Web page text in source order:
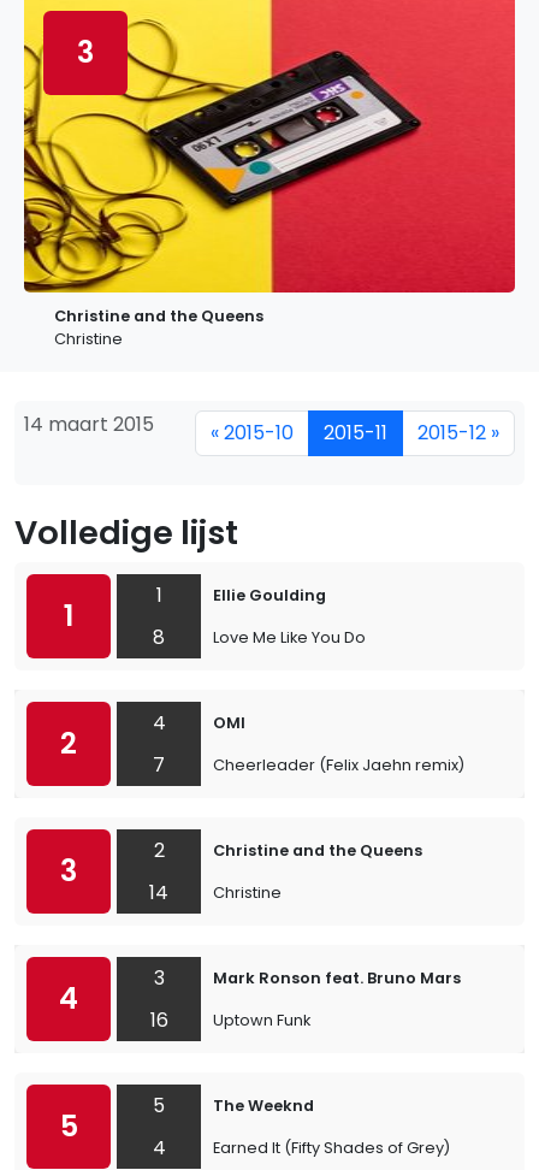
3
Christine and the Queens
Christine
14 maart 2015 « 2015-10 2015-11 2015-12 »
Volledige lijst
1
1
8
Ellie Goulding
Love Me Like You Do
2
4
7
OMI
Cheerleader (Felix Jaehn remix)
3
2
14
Christine and the Queens
Christine
4
3
16
Mark Ronson feat. Bruno Mars
Uptown Funk
5
5
4
The Weeknd
Earned It (Fifty Shades of Grey)